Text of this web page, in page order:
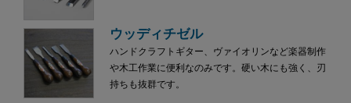
ウッディチゼル
ハンドクラフトギター、ヴァイオリンなど楽器制作
や木工作業に便利なのみです。硬い木にも強く、刃
持ちも抜群です。